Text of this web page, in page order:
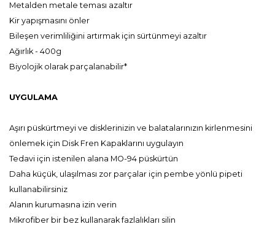
Metalden metale teması azaltır
Kir yapışmasını önler
Bileşen verimliliğini artırmak için sürtünmeyi azaltır
Ağırlık - 400g
Biyolojik olarak parçalanabilir*
UYGULAMA
Aşırı püskürtmeyi ve disklerinizin ve balatalarınızın kirlenmesini
önlemek için Disk Fren Kapaklarını uygulayın
Tedavi için istenilen alana MO-94 püskürtün
Daha küçük, ulaşılması zor parçalar için pembe yönlü pipeti
kullanabilirsiniz
Alanın kurumasına izin verin
Mikrofiber bir bez kullanarak fazlalıkları silin